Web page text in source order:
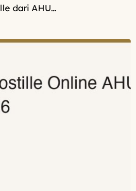
dari AHU…